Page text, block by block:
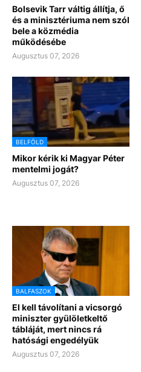
Bolsevik Tarr váltig állítja, ő
és a minisztériuma nem szól
bele a közmédia
működésébe
Augusztus 07, 2026
BELFÖLD
Mikor kérik ki Magyar Péter
mentelmi jogát?
Augusztus 07, 2026
BALFASZOK
El kell távolítani a vicsorgó
miniszter gyülöletkeltő
tábláját, mert nincs rá
hatósági engedélyük
Augusztus 07, 2026